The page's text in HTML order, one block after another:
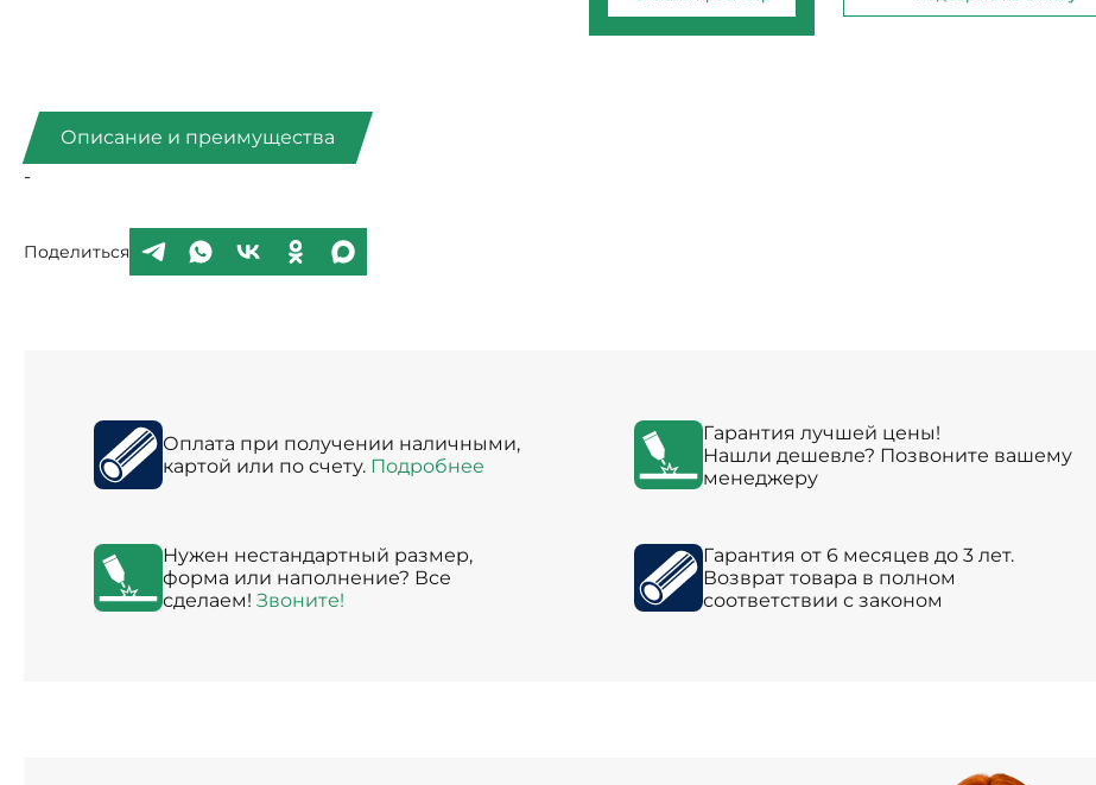
Описание и преимущества
-
Поделиться
Оплата при получении наличными,
картой или по счету. Подробнее
Гарантия лучшей цены!
Нашли дешевле? Позвоните вашему
менеджеру
Нужен нестандартный размер,
форма или наполнение? Все
сделаем! Звоните!
Гарантия от 6 месяцев до 3 лет.
Возврат товара в полном
соответствии с законом